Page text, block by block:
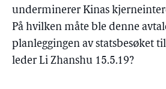
underminerer Kinas
På hvilken måte ble denne
planleggingen av statsbesøket
leder Li Zhanshu 15.5.19?